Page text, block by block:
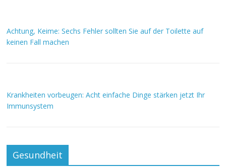
Achtung, Keime: Sechs Fehler sollten Sie auf der Toilette auf
keinen Fall machen
Krankheiten vorbeugen: Acht einfache Dinge stärken jetzt Ihr
Immunsystem
Gesundheit